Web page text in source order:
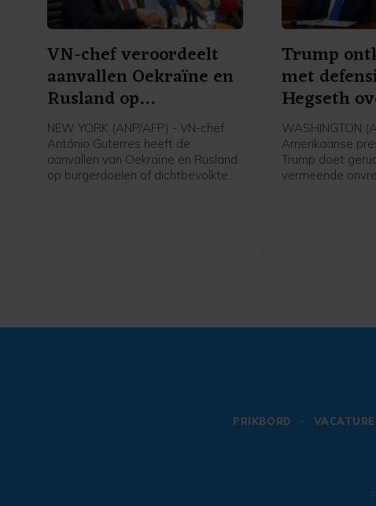
VN-chef veroordeelt
aanvallen Oekraïne en
Rusland op
burgerdoelen
NEW YORK (ANP/AFP) - VN-chef
António Guterres heeft de
aanvallen van Oekraïne en Rusland
op burgerdoelen of dichtbevolkte
Trump
met
Hegseth
WASHINGTON
Amerikaanse
Trump doet
vermeende
PRIKBORD